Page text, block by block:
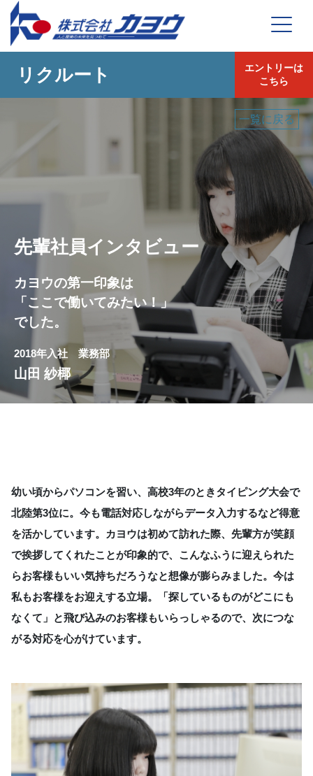
リクルート
エントリーは
こちら
先輩社員インタビュー
カヨウの第一印象は
「ここで働いてみたい！」
でした。
2018年入社 業務部
山田 紗椰
一覧に戻る
幼い頃からパソコンを習い、高校3年のときタイピング大会で
北陸第3位に。今も電話対応しながらデータ入力するなど得意
を活かしています。カヨウは初めて訪れた際、先輩方が笑顔
で挨拶してくれたことが印象的で、こんなふうに迎えられた
らお客様もいい気持ちだろうなと想像が膨らみました。今は
私もお客様をお迎えする立場。「探しているものがどこにも
なくて」と飛び込みのお客様もいらっしゃるので、次につな
がる対応を心がけています。